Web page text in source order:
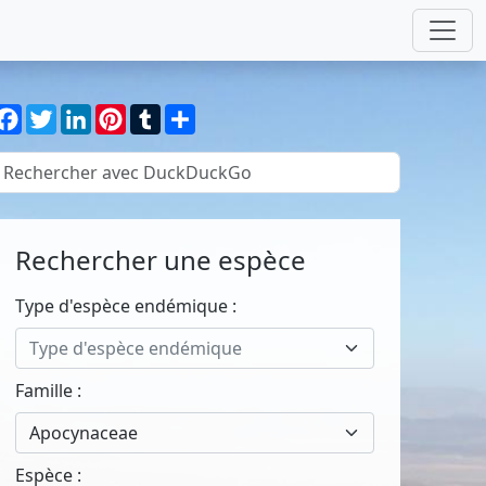
Facebook
TwitterLinkedInPinterest
TumblrPartager
Rechercher une espèce
Type d'espèce endémique :
Type d'espèce endémique
Famille :
Apocynaceae
Espèce :